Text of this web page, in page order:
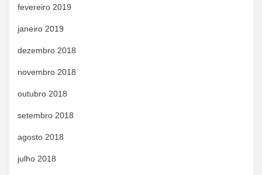
fevereiro 2019
janeiro 2019
dezembro 2018
novembro 2018
outubro 2018
setembro 2018
agosto 2018
julho 2018